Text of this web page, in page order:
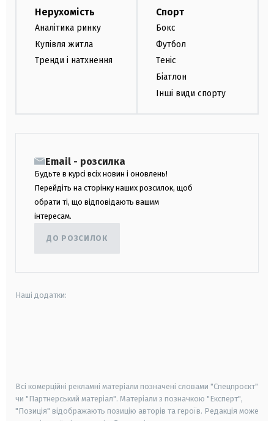
Нерухомість
Аналітика ринку
Купівля житла
Тренди і натхнення
Спорт
Бокс
Футбол
Теніс
Біатлон
Інші види спорту
Email - розсилка
Будьте в курсі всіх новин і оновлень!
Перейдіть на сторінку наших розсилок, щоб
обрати ті, що відповідають вашим
інтересам.
ДО РОЗСИЛОК
Наші додатки:
Всі комерційні рекламні матеріали позначені словами "Спецпроєкт"
чи "Партнерський матеріал". Матеріали з позначкою "Експерт",
"Позиція" відображають позицію авторів та героїв. Редакція може